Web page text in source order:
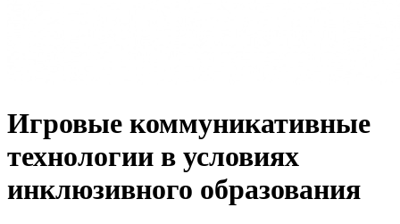
Игровые коммуникативные
технологии в условиях
инклюзивного образования